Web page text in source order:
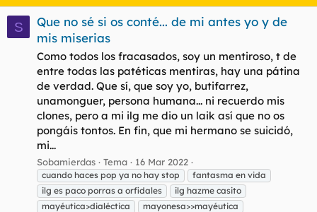
S
Que no sé si os conté... de mi antes yo y de
mis miserias
Como todos los fracasados, soy un mentiroso, t de
entre todas las patéticas mentiras, hay una pátina
de verdad. Que sí, que soy yo, butifarrez,
unamonguer, persona humana... ni recuerdo mis
clones, pero a mi ilg me dio un laik así que no os
pongáis tontos. En fin, que mi hermano se suicidó,
mi...
Sobamierdas Tema 16 Mar 2022
cuando haces pop ya no hay stop
fantasma en vida
ilg es paco porras a orfidales
ilg hazme casito
mayéutica>dialéctica
mayonesa>>mayéutica